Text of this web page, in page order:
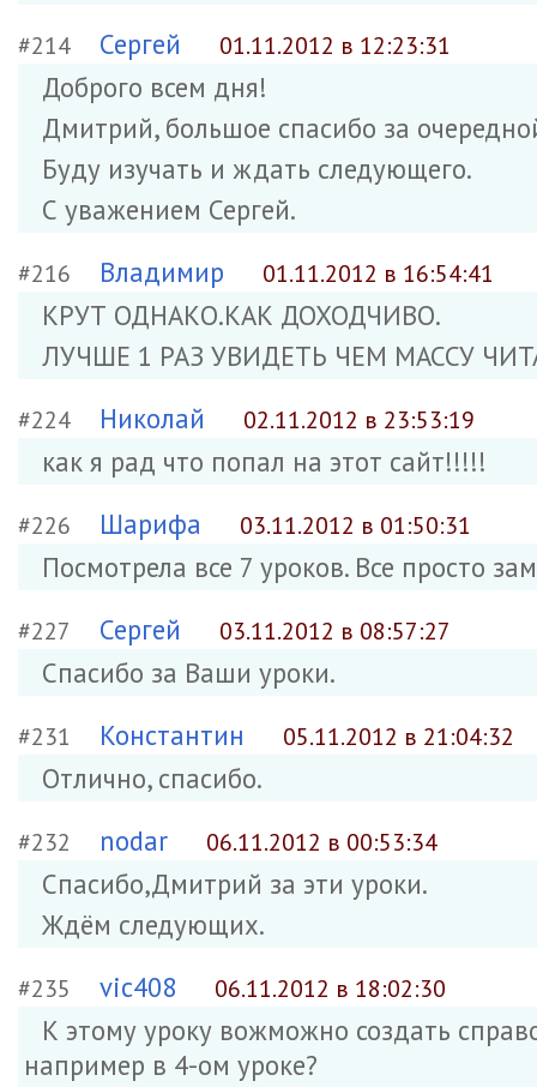
#214 Сергей 01.11.2012 в 12:23:31
Доброго всем дня!
Дмитрий, большое спасибо за
Буду изучать и ждать следующего.
С уважением Сергей.
#216 Владимир 01.11.2012 в 16:54:41
КРУТ ОДНАКО.КАК ДОХОДЧИВО.
ЛУЧШЕ 1 РАЗ УВИДЕТЬ ЧЕМ МАССУ
#224 Николай 02.11.2012 в 23:53:19
как я рад что попал на этот сайт!!!!!
#226 Шарифа 03.11.2012 в 01:50:31
Посмотрела все 7 уроков. Все просто
#227 Сергей 03.11.2012 в 08:57:27
Спасибо за Ваши уроки.
#231 Константин 05.11.2012 в 21:04:32
Отлично, спасибо.
#232 nodar 06.11.2012 в 00:53:34
Спасибо,Дмитрий за эти уроки.
Ждём следующих.
#235 vic408 06.11.2012 в 18:02:30
К этому уроку вожможно создать
например в 4-ом уроке?